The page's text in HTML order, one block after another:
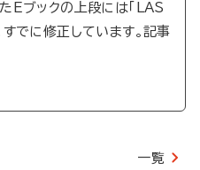
ブックの上段には「LAS
でに修正しています。記事
一覧